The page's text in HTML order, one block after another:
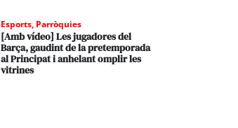
Esports, Parròquies
[Amb vídeo] Les jugadores del
Barça, gaudint de la pretemporada
al Principat i anhelant omplir les
vitrines